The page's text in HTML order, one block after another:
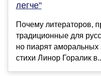
легче"
Почему литераторов,
традиционные для
но пиарят аморальных
стихи Линор Горалик